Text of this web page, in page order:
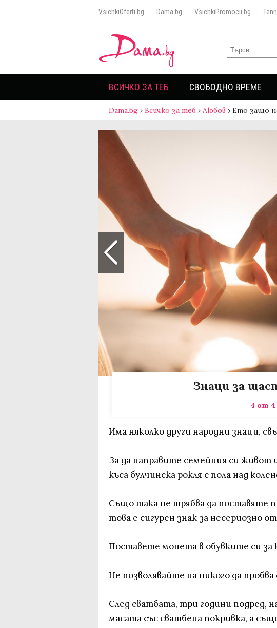
VsichkiOferti.bg Dama.bg VsichkiPromocii.bg
ВСИЧКО ЗА ТЕБ СВОБОДНО ВРЕМЕ
Dama.bg › Всичко за теб › Любов › Ето защо
Знаци за
4 от 4
Има няколко други народни знаци,
За да направите семейния си живот
къса булчинска рокля с пола над
Също така не трябва да поставяте
това е сигурен знак за несериозно
Поставете монета в обувките си за
Не позволявайте на никого да
След сватбата, три години подред,
масата със сватбена покривка, а